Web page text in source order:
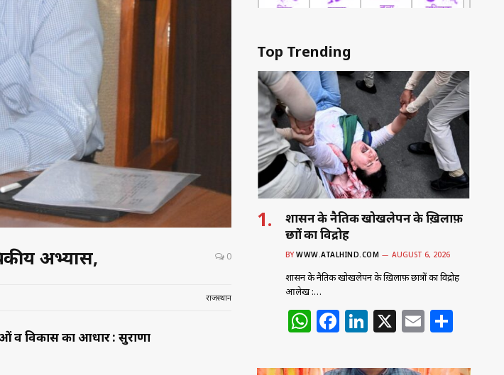
अभ्यास, 0
राजस्थान
व विकास का आधार : सुराणा
Top Trending
शासन के नैतिक खोखलेपन के ख़िलाफ़
छात्रों का विद्रोह
BY WWW.ATALHIND.COM AUGUST 6, 2026
शासन के नैतिक खोखलेपन के ख़िलाफ़ छात्रों का विद्रोह
आलेख :…
W
h
at
F
a
c
Li
n
k
X E
m
ai ar